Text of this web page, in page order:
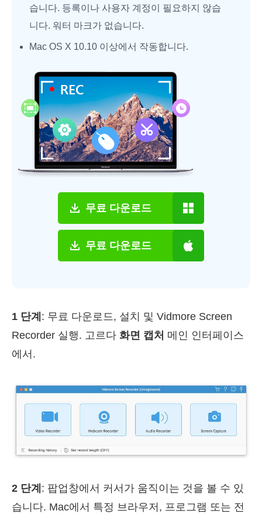
습니다. 등록이나 사용자 계정이 필요하지 않습
니다. 워터 마크가 없습니다.
Mac OS X 10.10 이상에서 작동합니다.
무료 다운로드
무료 다운로드
1 단계 : 무료 다운로드, 설치 및 Vidmore Screen
Recorder 실행. 고르다 화면 캡처 메인 인터페이스
에서.
2 단계 : 팝업창에서 커서가 움직이는 것을 볼 수 있
습니다. Mac에서 특정 브라우저, 프로그램 또는 전